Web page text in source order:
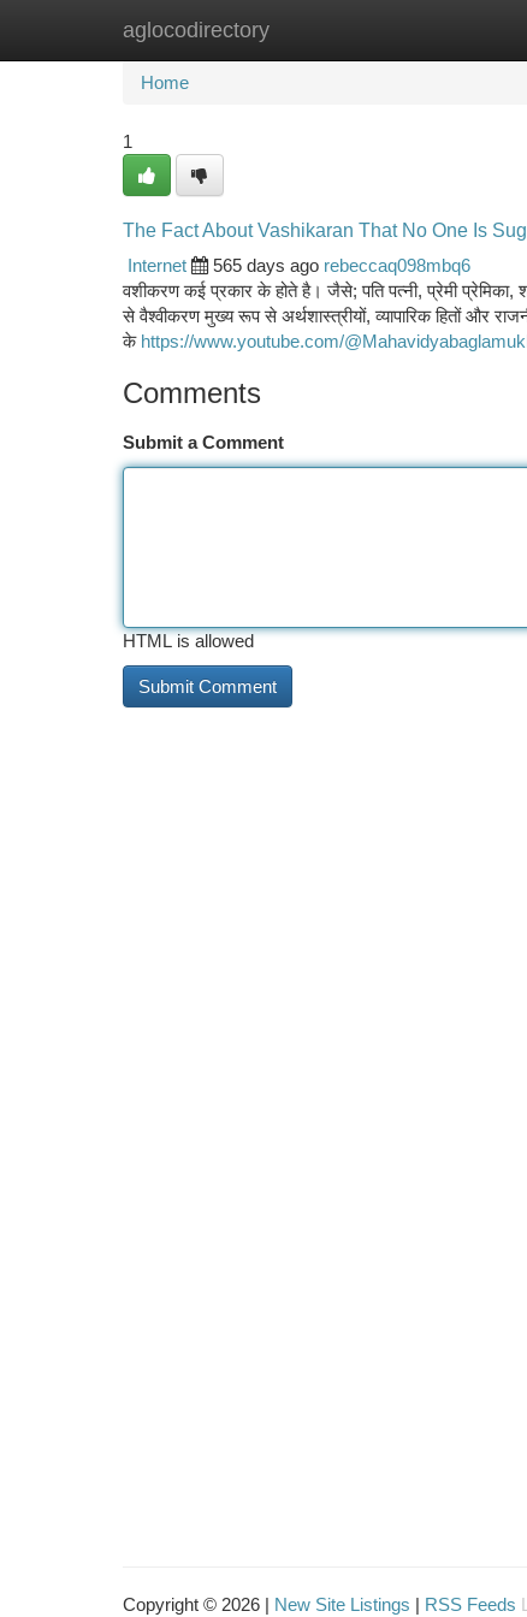
aglocodirectory
Home New Site Listings
Home
1
The Fact About Vashikaran That No One Is
Internet
565 days ago rebeccaq098mbq6
वशीकरण कई प्रकार के होते है। जैसे; पति पत्नी, प्रेमी प्रेमिका,
से वैश्वीकरण मुख्य रूप से अर्थशास्त्रीयों, व्यापारिक हितों और
के https://www.youtube.com/
Comments
Submit a Comment
HTML is allowed
Copyright © 2026 | New Site Listings | RSS Feeds